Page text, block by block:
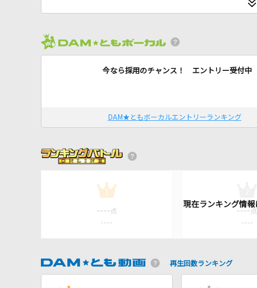
今なら採用のチャンス！ エントリー受付中
DAM★ともボーカルエントリーランキング
1
---- 点
----
---- 点
----
再生回数ランキング